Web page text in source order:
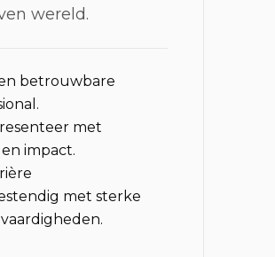
wereld.
betrouwbare
met
impact.
met sterke